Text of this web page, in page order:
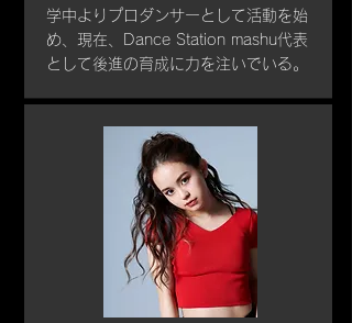
学中よりプロダンサーとして活動を始
め、現在、Dance Station mashu代表
として後進の育成に力を注いでいる。